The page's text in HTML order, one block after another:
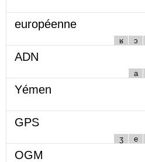
européenne
ʁ ɔ
ADN
a
Yémen
GPS
ʒ e
OGM